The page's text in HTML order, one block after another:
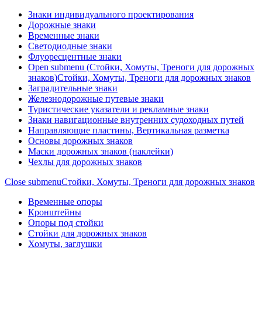
Знаки индивидуального проектирования
Дорожные знаки
Временные знаки
Светодиодные знаки
Флуоресцентные знаки
Open submenu (Стойки, Хомуты, Треноги для дорожных
знаков)Стойки, Хомуты, Треноги для дорожных знаков
Заградительные знаки
Железнодорожные путевые знаки
Туристические указатели и рекламные знаки
Знаки навигационные внутренних судоходных путей
Направляющие пластины, Вертикальная разметка
Основы дорожных знаков
Маски дорожных знаков (наклейки)
Чехлы для дорожных знаков
Close submenuСтойки, Хомуты, Треноги для дорожных знаков
Временные опоры
Кронштейны
Опоры под стойки
Стойки для дорожных знаков
Хомуты, заглушки